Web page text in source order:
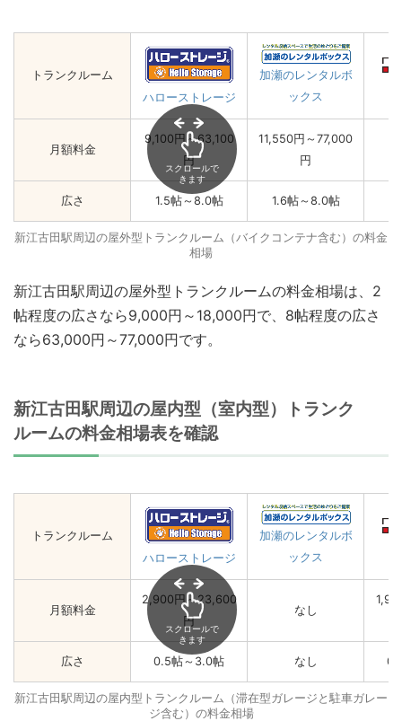
トランクルーム
ハローストレージ
加瀬のレンタルボ
ックス
月額料金
9,100円～63,100
円
11,550円～77,000
円
広さ 1.5帖～8.0帖 1.6帖～8.0帖
スクロールで
きます
新江古田駅周辺の屋外型トランクルーム（バイクコンテナ含む）の料金
相場
新江古田駅周辺の屋外型トランクルームの料金相場は、2
帖程度の広さなら9,000円～18,000円で、8帖程度の広さ
なら63,000円～77,000円です。
新江古田駅周辺の屋内型（室内型）トランク
ルームの料金相場表を確認
トランクルーム
ハローストレージ
加瀬のレンタルボ
ックス
月額料金
2,900円～23,600
円
なし
広さ 0.5帖～3.0帖 なし
スクロールで
きます
新江古田駅周辺の屋内型トランクルーム（滞在型ガレージと駐車ガレー
ジ含む）の料金相場